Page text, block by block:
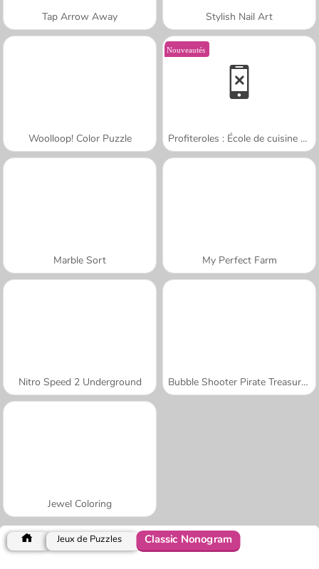
Tap Arrow Away Stylish Nail Art
Woolloop! Color Puzzle
Nouveautés
Profiteroles : École de cuisine de Sara
Marble Sort My Perfect Farm
Nitro Speed 2 Underground Bubble Shooter Pirate Treasures
Jewel Coloring
Jeux de Puzzles Classic Nonogram